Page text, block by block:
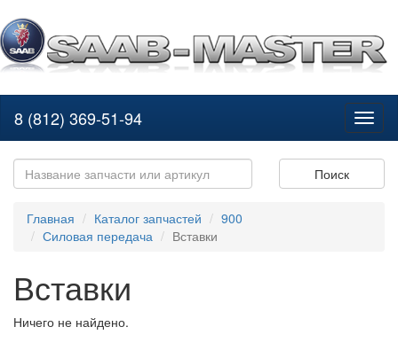
8 (812) 369-51-94
Поиск
Главная Каталог запчастей
900
Силовая передача
Вставки
Вставки
Ничего не найдено.